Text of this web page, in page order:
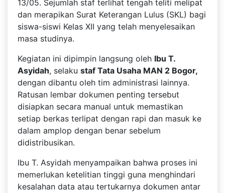
13/05. Sejumlah staf terlihat tengah teliti melipat
dan merapikan Surat Keterangan Lulus (SKL) bagi
siswa-siswi Kelas XII yang telah menyelesaikan
masa studinya.
Kegiatan ini dipimpin langsung oleh Ibu T.
Asyidah, selaku staf Tata Usaha MAN 2 Bogor,
dengan dibantu oleh tim administrasi lainnya.
Ratusan lembar dokumen penting tersebut
disiapkan secara manual untuk memastikan
setiap berkas terlipat dengan rapi dan masuk ke
dalam amplop dengan benar sebelum
didistribusikan.
Ibu T. Asyidah menyampaikan bahwa proses ini
memerlukan ketelitian tinggi guna menghindari
kesalahan data atau tertukarnya dokumen antar